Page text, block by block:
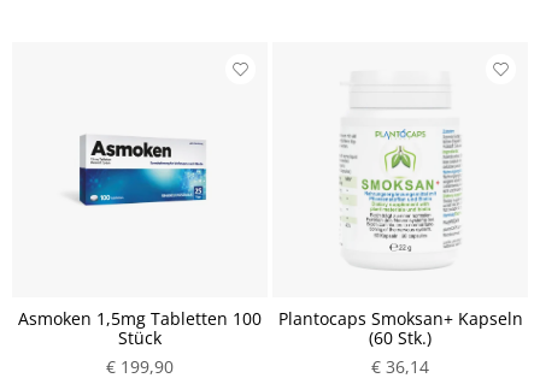
Asmoken 1,5mg Tabletten 100
Stück
€ 199,90
Plantocaps Smoksan+ Kapseln
(60 Stk.)
€ 36,14